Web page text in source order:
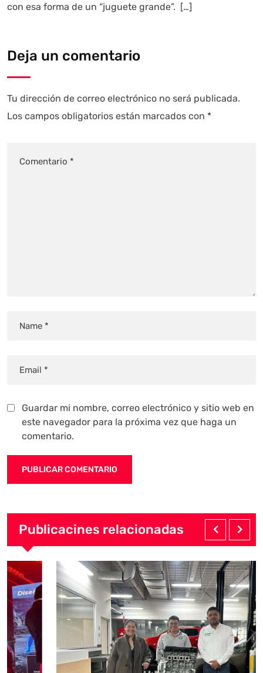
con esa forma de un “juguete grande”. […]
Deja un comentario
Tu dirección de correo electrónico no será publicada.
Los campos obligatorios están marcados con *
Guardar mi nombre, correo electrónico y sitio web en
este navegador para la próxima vez que haga un
comentario.
Publicacines relacionadas